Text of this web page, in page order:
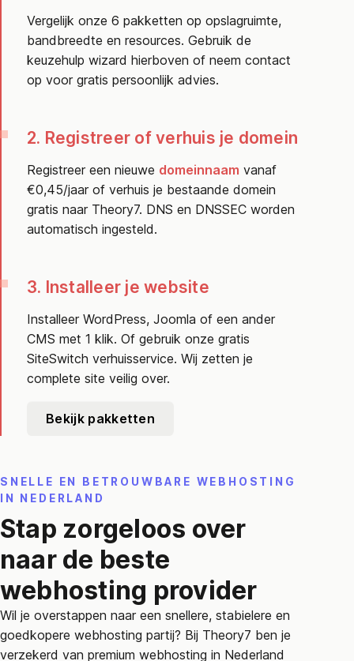
Vergelijk onze 6 pakketten op opslagruimte,
bandbreedte en resources. Gebruik de
keuzehulp wizard hierboven of neem contact
op voor gratis persoonlijk advies.
2. Registreer of verhuis je domein
Registreer een nieuwe domeinnaam vanaf
€0,45/jaar of verhuis je bestaande domein
gratis naar Theory7. DNS en DNSSEC worden
automatisch ingesteld.
3. Installeer je website
Installeer WordPress, Joomla of een ander
CMS met 1 klik. Of gebruik onze gratis
SiteSwitch verhuisservice. Wij zetten je
complete site veilig over.
Bekijk pakketten
SNELLE EN BETROUWBARE WEBHOSTING
IN NEDERLAND
Stap zorgeloos over
naar de beste
webhosting provider
Wil je overstappen naar een snellere, stabielere en
goedkopere webhosting partij? Bij Theory7 ben je
verzekerd van premium webhosting in Nederland